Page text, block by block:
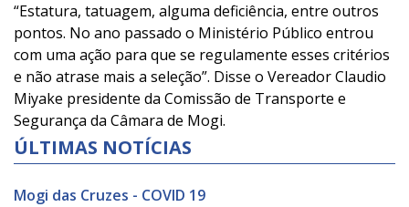
“Estatura, tatuagem, alguma deficiência, entre outros
pontos. No ano passado o Ministério Público entrou
com uma ação para que se regulamente esses critérios
e não atrase mais a seleção”. Disse o Vereador Claudio
Miyake presidente da Comissão de Transporte e
Segurança da Câmara de Mogi.
ÚLTIMAS NOTÍCIAS
Mogi das Cruzes - COVID 19